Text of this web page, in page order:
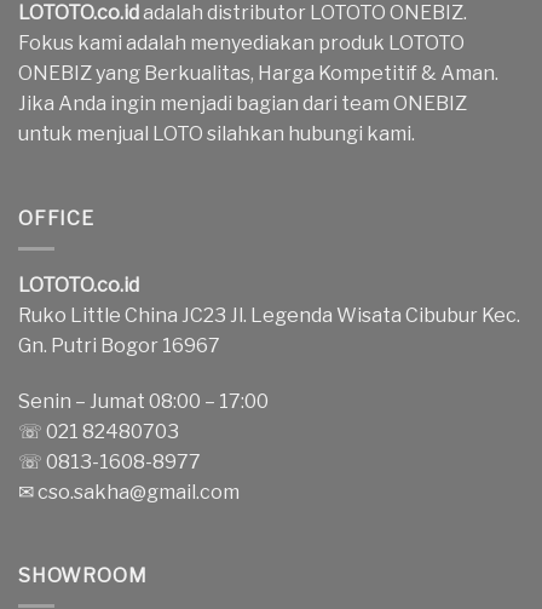
LOTOTO.co.id adalah distributor LOTOTO ONEBIZ.
Fokus kami adalah menyediakan produk LOTOTO
ONEBIZ yang Berkualitas, Harga Kompetitif & Aman.
Jika Anda ingin menjadi bagian dari team ONEBIZ
untuk menjual LOTO silahkan hubungi kami.
OFFICE
LOTOTO.co.id
Ruko Little China JC23 Jl. Legenda Wisata Cibubur Kec.
Gn. Putri Bogor 16967
Senin – Jumat 08:00 – 17:00
☏ 021 82480703
☏ 0813-1608-8977
✉cso.sakha@gmail.com
SHOWROOM